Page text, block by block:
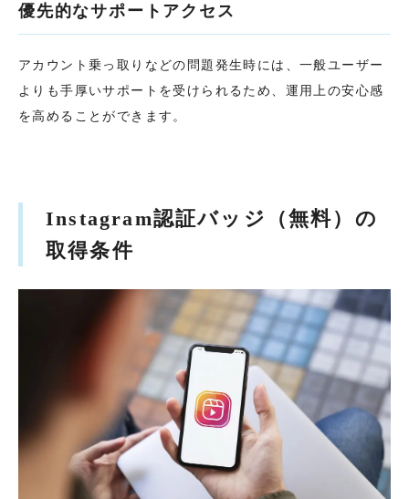
優先的なサポートアクセス
アカウント乗っ取りなどの問題発生時には、一般ユーザー
よりも手厚いサポートを受けられるため、運用上の安心感
を高めることができます。
Instagram認証バッジ（無料）の
取得条件